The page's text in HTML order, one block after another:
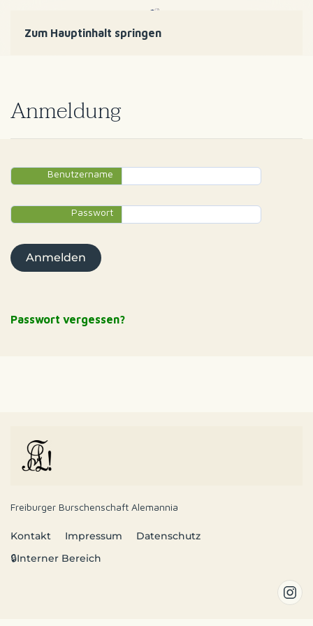
Zum Hauptinhalt springen
Anmeldung
Benutzername
Passwort
Passwort vergessen?
Freiburger Burschenschaft Alemannia
Kontakt Impressum
Datenschutz
🔒Interner Bereich